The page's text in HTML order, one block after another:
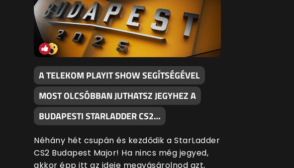
A TELEKOM PLAYIT SHOW SEGÍTSÉGÉVEL
MOST OLCSÓBBAN JUTHATSZ JEGYHEZ A
BUDAPESTI STARLADDER CS2…
Néhány hét csupán és kezdődik a StarLadder
CS2 Budapest Major! Ha nincs még jegyed,
akkor épp itt az ideje megvásárolnod azt,